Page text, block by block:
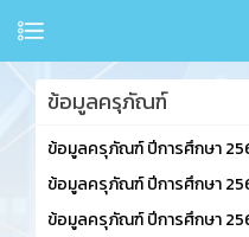
ข้อมูลครุภัณฑ์
ข้อมูลครุภัณฑ์ ปีการศึกษา
ข้อมูลครุภัณฑ์ ปีการศึกษา
ข้อมูลครุภัณฑ์ ปีการศึกษา